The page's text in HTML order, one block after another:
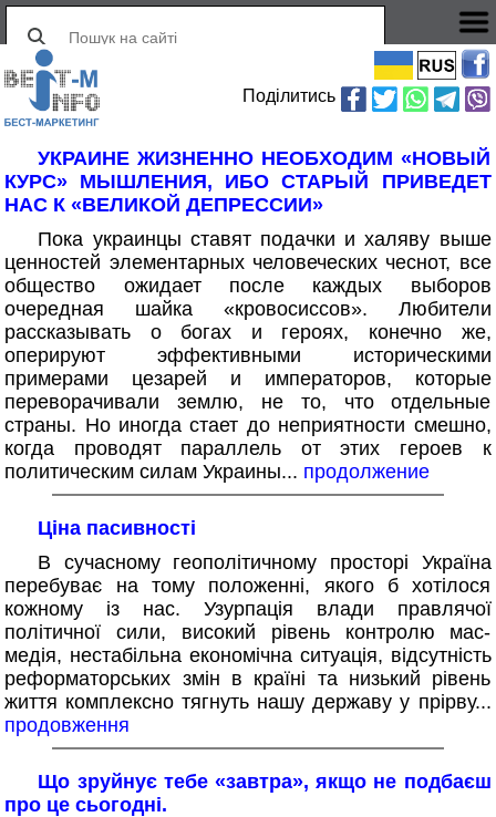
Поділитись
УКРАИНЕ ЖИЗНЕННО НЕОБХОДИМ «НОВЫЙ
КУРС» МЫШЛЕНИЯ, ИБО СТАРЫЙ ПРИВЕДЕТ
НАС К «ВЕЛИКОЙ ДЕПРЕССИИ»
Пока украинцы ставят подачки и халяву выше
ценностей элементарных человеческих чеснот, все
общество ожидает после каждых выборов
очередная шайка «кровосиссов». Любители
рассказывать о богах и героях, конечно же,
оперируют эффективными историческими
примерами цезарей и императоров, которые
переворачивали землю, не то, что отдельные
страны. Но иногда стает до неприятности смешно,
когда проводят параллель от этих героев к
политическим силам Украины... продолжение
Ціна пасивності
В сучасному геополітичному просторі Україна
перебуває на тому положенні, якого б хотілося
кожному із нас. Узурпація влади правлячої
політичної сили, високий рівень контролю мас-
медія, нестабільна економічна ситуація, відсутність
реформаторських змін в країні та низький рівень
життя комплексно тягнуть нашу державу у прірву...
продовження
Що зруйнує тебе «завтра», якщо не подбаєш
про це сьогодні.